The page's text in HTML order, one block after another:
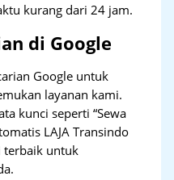
kurang dari 24 jam.
di Google
Google untuk
layanan kami.
kunci seperti “Sewa
LAJA Transindo
terbaik untuk